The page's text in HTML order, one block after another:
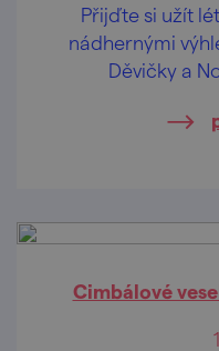
Přijďte si užít
nádhernými
Děvičky a
Cimbálové